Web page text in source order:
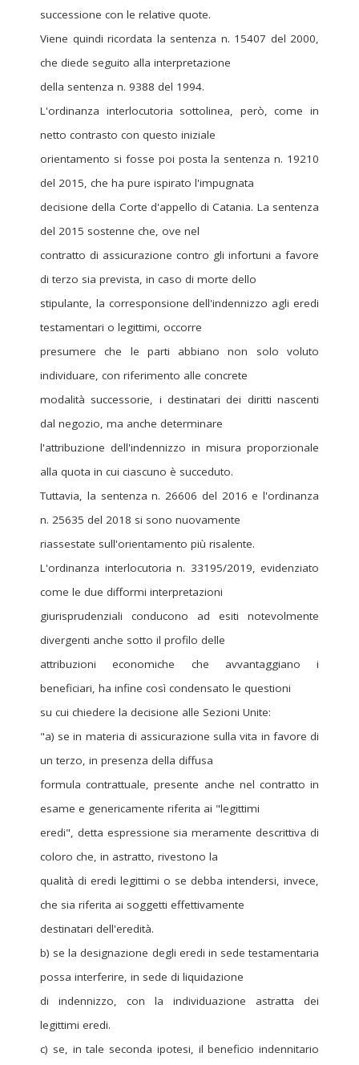
successione con le relative quote.
Viene quindi ricordata la sentenza n. 15407 del 2000,
che diede seguito alla interpretazione
della sentenza n. 9388 del 1994.
L'ordinanza interlocutoria sottolinea, però, come in
netto contrasto con questo iniziale
orientamento si fosse poi posta la sentenza n. 19210
del 2015, che ha pure ispirato l'impugnata
decisione della Corte d'appello di Catania. La sentenza
del 2015 sostenne che, ove nel
contratto di assicurazione contro gli infortuni a favore
di terzo sia prevista, in caso di morte dello
stipulante, la corresponsione dell'indennizzo agli eredi
testamentari o legittimi, occorre
presumere che le parti abbiano non solo voluto
individuare, con riferimento alle concrete
modalità successorie, i destinatari dei diritti nascenti
dal negozio, ma anche determinare
l'attribuzione dell'indennizzo in misura proporzionale
alla quota in cui ciascuno è succeduto.
Tuttavia, la sentenza n. 26606 del 2016 e l'ordinanza
n. 25635 del 2018 si sono nuovamente
riassestate sull'orientamento più risalente.
L'ordinanza interlocutoria n. 33195/2019, evidenziato
come le due difformi interpretazioni
giurisprudenziali conducono ad esiti notevolmente
divergenti anche sotto il profilo delle
attribuzioni economiche che avvantaggiano i
beneficiari, ha infine così condensato le questioni
su cui chiedere la decisione alle Sezioni Unite:
"a) se in materia di assicurazione sulla vita in favore di
un terzo, in presenza della diffusa
formula contrattuale, presente anche nel contratto in
esame e genericamente riferita ai "legittimi
eredi", detta espressione sia meramente descrittiva di
coloro che, in astratto, rivestono la
qualità di eredi legittimi o se debba intendersi, invece,
che sia riferita ai soggetti effettivamente
destinatari dell'eredità.
b) se la designazione degli eredi in sede testamentaria
possa interferire, in sede di liquidazione
di indennizzo, con la individuazione astratta dei
legittimi eredi.
c) se, in tale seconda ipotesi, il beneficio indennitario